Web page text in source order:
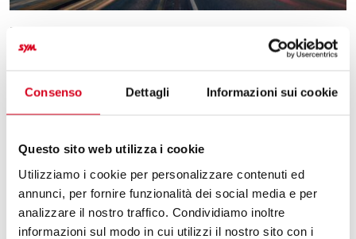
Consenso Dettagli Informazioni sui cookie
Questo sito web utilizza i cookie
Utilizziamo i cookie per personalizzare contenuti ed
annunci, per fornire funzionalità dei social media e per
analizzare il nostro traffico. Condividiamo inoltre
informazioni sul modo in cui utilizzi il nostro sito con i
EVENTI
Le cinque regole da seguire per
una guida sicura in città con lo
scooter
rapidamente, evitare il traffico e ridurre i tempi morti. Ma
proprio perché si guida in mezzo a mille stimoli — auto,
autobus, biciclette, pedoni, semafori — è fondamentale
adottare uno stile di guida attento e responsabile. Una
guida distratta può trasformare un semplice